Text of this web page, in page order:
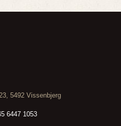
5492 Vissenbjerg
6447 1053